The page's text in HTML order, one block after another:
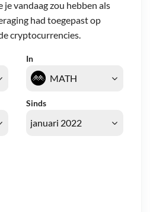
je vandaag zou hebben als
had toegepast op
cryptocurrencies.
In
Sinds